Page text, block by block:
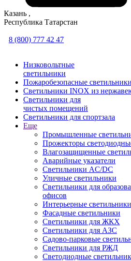
Казань ,
Республика Татарстан
8 (800) 777 42 47
Низковольтные
светильники
Пожаробезопасные светильники
Светильники INOX из
Светильники для
чистых помещений
Светильники для спортзала
Еще
Промышленные
Прожекторы
Влагозащищенные
Аварийные указатели
Светильники AC/DC
Уличные светильники
Светильники для
офисов
Интерьерные светильники
Фасадные светильники
Светильники для ЖКХ
Светильники для АЗС
Садово-парковые
Светильники для РЖД
Светодиодные